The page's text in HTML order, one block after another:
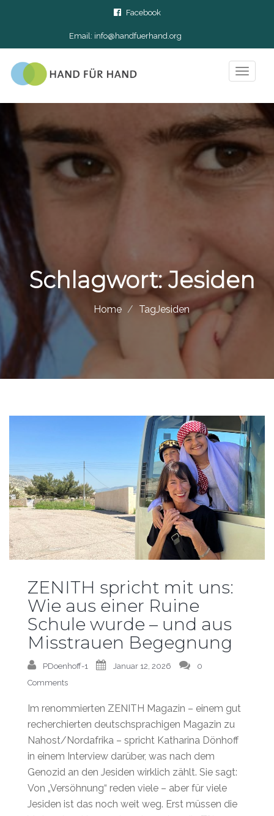
Facebook
Email: info@handfuerhand.org
Schlagwort:Jesiden
Home TagJesiden
ZENITH spricht mit uns:
Wie aus einer Ruine
Schule wurde – und aus
Misstrauen Begegnung
PDoenhoff-1 Januar 12, 2026
0
Comments
Im renommierten ZENITH Magazin – einem gut
recherchierten deutschsprachigen Magazin zu
Nahost/Nordafrika – spricht Katharina Dönhoff
in einem Interview darüber, was nach dem
Genozid an den Jesiden wirklich zählt. Sie sagt:
Von „Versöhnung“ reden viele – aber für viele
Jesiden ist das noch weit weg. Erst müssen die